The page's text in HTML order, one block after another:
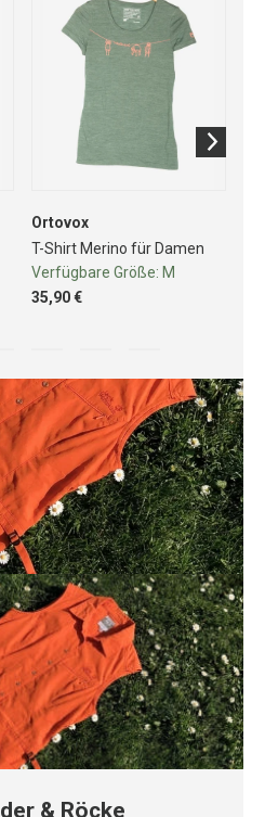
Ortovox
T-Shirt Merino für Damen
Verfügbare Größe: M
35,90 €
& Röcke